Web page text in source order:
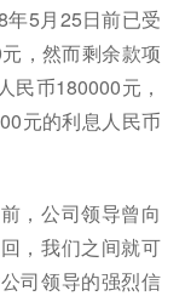
年5月25日前已受
，然而剩余款项
民币180000元，
元的利息人民币
，公司领导曾向
，我们之间就可
司领导的强烈信